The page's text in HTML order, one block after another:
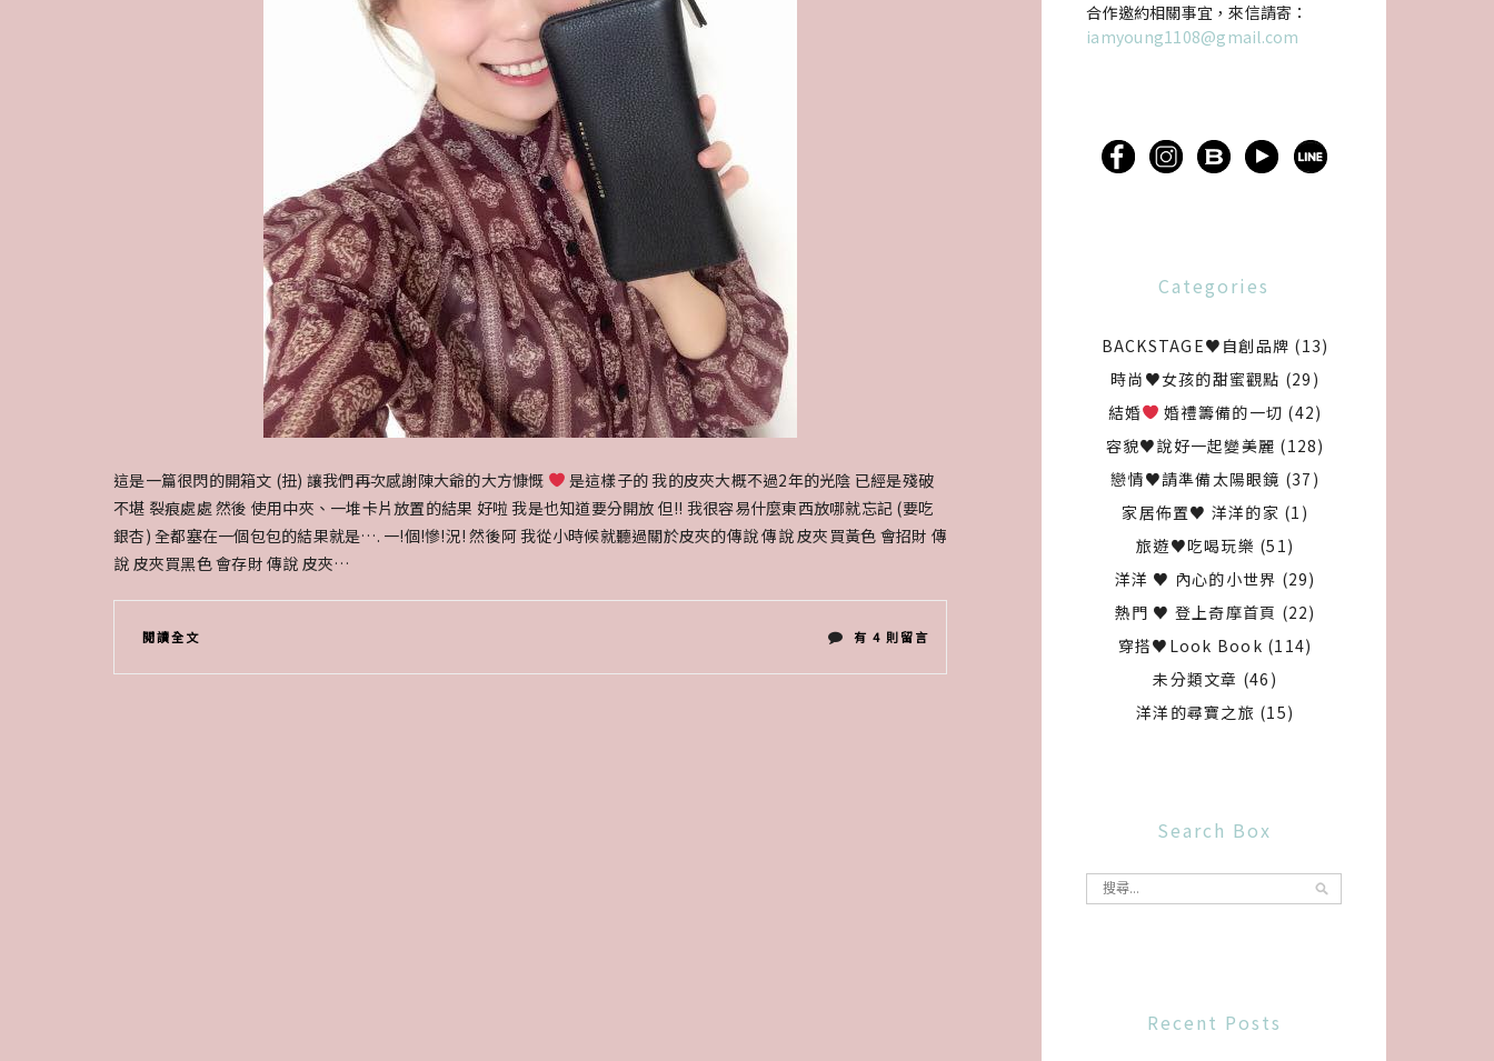
這是一篇很閃的開箱文 (扭) 讓我們再次感謝陳大爺的大方慷慨
是這樣子的 我的皮夾大概不過2年的光陰 已經是殘破
不堪 裂痕處處 然後 使用中夾、一堆卡片放置的結果 好啦 我是也知道要分開放 但!! 我很容易什麼東西放哪就忘記 (要吃
銀杏) 全都塞在一個包包的結果就是…. 一!個!慘!況! 然後阿 我從小時候就聽過關於皮夾的傳說 傳說 皮夾買黃色 會招財 傳
說 皮夾買黑色 會存財 傳說 皮夾…
閱讀全文 在
〈閃
有 4 則留言
合作邀約相關事宜，來信請寄：
iamyoung1108@gmail.com
Categories
BACKSTAGE♥自創品牌 (13)
時尚♥女孩的甜蜜觀點 (29)
結婚
婚禮籌備的一切 (42)
容貌♥說好一起變美麗 (128)
戀情♥請準備太陽眼鏡 (37)
家居佈置♥ 洋洋的家 (1)
旅遊♥吃喝玩樂 (51)
洋洋 ♥ 內心的小世界 (29)
熱門 ♥ 登上奇摩首頁 (22)
穿搭♥Look Book (114)
未分類文章 (46)
洋洋的尋寶之旅 (15)
Search Box
Recent Posts